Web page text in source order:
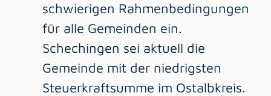
schwierigen Rahmenbedingungen
für alle Gemeinden ein.
Schechingen sei aktuell die
Gemeinde mit der niedrigsten
Steuerkraftsumme im Ostalbkreis.